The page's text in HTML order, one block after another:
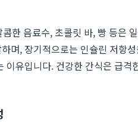
한 음료수, 초콜릿 바, 빵 등은
며, 장기적으로는 인슐린 저
유입니다. 건강한 간식은 급